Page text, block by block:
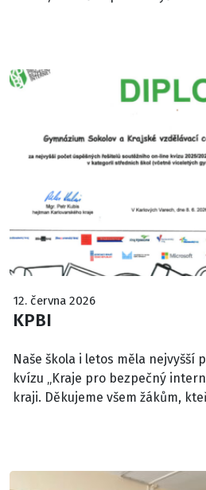
12. června 2026
KPBI
Naše škola i letos měla nejvyšší
kvízu „Kraje pro bezpečný
kraji. Děkujeme všem žákům,